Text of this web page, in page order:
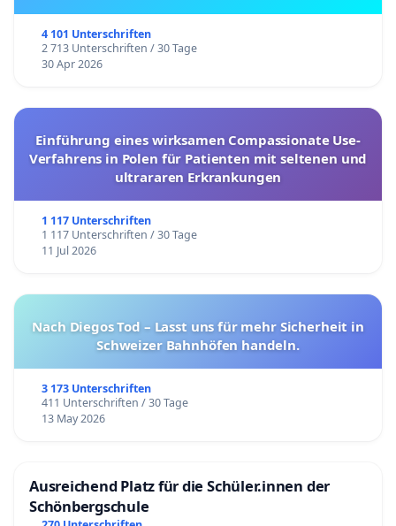
4 101 Unterschriften
2 713 Unterschriften / 30 Tage
30 Apr 2026
Einführung eines wirksamen Compassionate Use-
Verfahrens in Polen für Patienten mit seltenen und
ultrararen Erkrankungen
1 117 Unterschriften
1 117 Unterschriften / 30 Tage
11 Jul 2026
Nach Diegos Tod – Lasst uns für mehr Sicherheit in
Schweizer Bahnhöfen handeln.
3 173 Unterschriften
411 Unterschriften / 30 Tage
13 May 2026
Ausreichend Platz für die Schüler.innen der
Schönbergschule